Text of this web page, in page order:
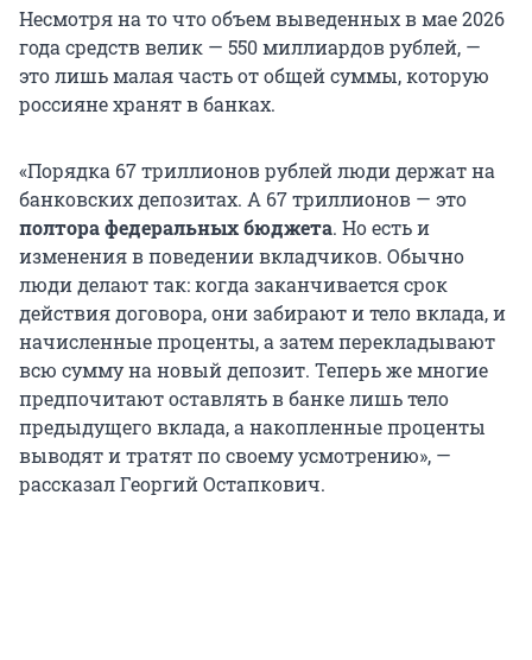
Несмотря на то что объем выведенных в мае 2026
года средств велик — 550 миллиардов рублей, —
это лишь малая часть от общей суммы, которую
россияне хранят в банках.
«Порядка 67 триллионов рублей люди держат на
банковских депозитах. А 67 триллионов — это
полтора федеральных бюджета. Но есть и
изменения в поведении вкладчиков. Обычно
люди делают так: когда заканчивается срок
действия договора, они забирают и тело вклада, и
начисленные проценты, а затем перекладывают
всю сумму на новый депозит. Теперь же многие
предпочитают оставлять в банке лишь тело
предыдущего вклада, а накопленные проценты
выводят и тратят по своему усмотрению», —
рассказал Георгий Остапкович.